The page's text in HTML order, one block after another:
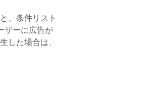
、条件リスト
ザーに広告が
した場合は、